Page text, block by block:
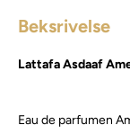
Beksrivelse
Lattafa Asdaaf
Eau de parfumen